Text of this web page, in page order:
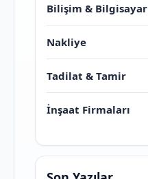
Bilişim & Bilgisayar
Nakliye
Tadilat & Tamir
İnşaat Firmaları